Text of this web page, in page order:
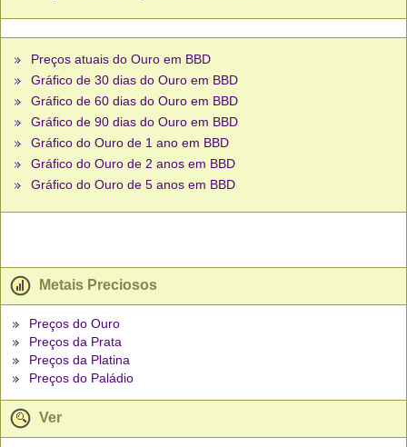
Preços atuais do Ouro em BBD
Gráfico de 30 dias do Ouro em BBD
Gráfico de 60 dias do Ouro em BBD
Gráfico de 90 dias do Ouro em BBD
Gráfico do Ouro de 1 ano em BBD
Gráfico do Ouro de 2 anos em BBD
Gráfico do Ouro de 5 anos em BBD
Metais Preciosos
Preços do Ouro
Preços da Prata
Preços da Platina
Preços do Paládio
Ver